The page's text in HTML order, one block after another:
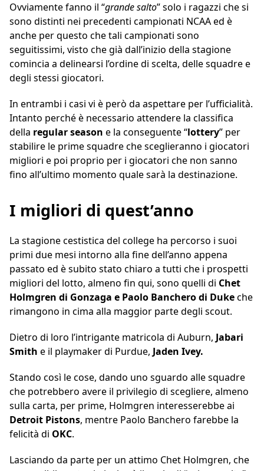
Ovviamente fanno il “grande salto” solo i ragazzi che si
sono distinti nei precedenti campionati NCAA ed è
anche per questo che tali campionati sono
seguitissimi, visto che già dall’inizio della stagione
comincia a delinearsi l’ordine di scelta, delle squadre e
degli stessi giocatori.
In entrambi i casi vi è però da aspettare per l’ufficialità.
Intanto perché è necessario attendere la classifica
della regularseason e la conseguente “lottery” per
stabilire le prime squadre che sceglieranno i giocatori
migliori e poi proprio per i giocatori che non sanno
fino all’ultimo momento quale sarà la destinazione.
I migliori di quest’anno
La stagione cestistica del college ha percorso i suoi
primi due mesi intorno alla fine dell’anno appena
passato ed è subito stato chiaro a tutti che i prospetti
migliori del lotto, almeno fin qui, sono quelli di Chet
Holmgren di Gonzaga e Paolo Banchero di Dukeche
rimangono in cima alla maggior parte degli scout.
Dietro di loro l’intrigante matricola di Auburn, Jabari
Smith e il playmaker di Purdue, Jaden Ivey.
Stando così le cose, dando uno sguardo alle squadre
che potrebbero avere il privilegio di scegliere, almeno
sulla carta, per prime, Holmgren interesserebbe ai
Detroit Pistons, mentre Paolo Banchero farebbe la
felicità di OKC.
Lasciando da parte per un attimo Chet Holmgren, che